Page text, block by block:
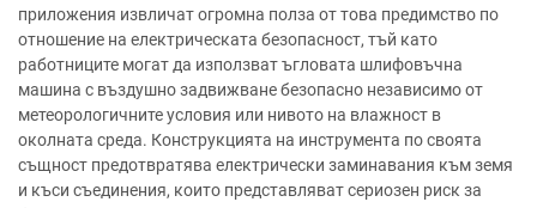
приложения извличат огромна полза от това предимство по
отношение на електрическата безопасност, тъй като
работниците могат да използват ъгловата шлифовъчна
машина с въздушно задвижване безопасно независимо от
метеорологичните условия или нивото на влажност в
околната среда. Конструкцията на инструмента по своята
същност предотвратява електрически заминавания към земя
и къси съединения, които представляват сериозен риск за